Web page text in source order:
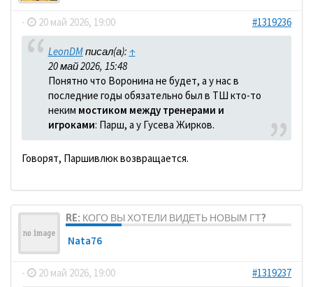
- 20 май 2026, 19:00 #1319236
LeonDMписал(а): ↑
20 май 2026, 15:48
Понятно что Воронина не будет, а у нас в
последние годы обязательно был в ТШ кто-то
неким мостиком между тренерами и
игроками: Парш, а у Гусева Жирков.
Говорят, Паршивлюк возвращается.
RE: КОГО ВЫ ХОТЕЛИ ВИДЕТЬ НОВЫМ ГТ?
Nata76
- 20 май 2026, 19:00 #1319237